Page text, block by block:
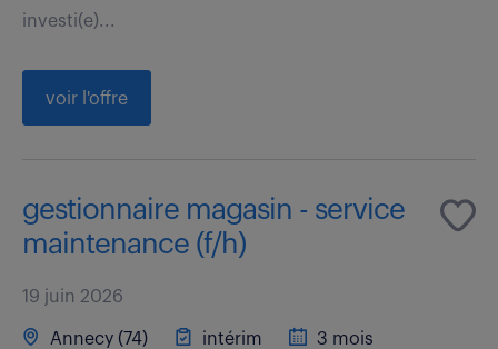
investi(e)...
voir l'offre
gestionnaire magasin - service
maintenance (f/h)
19 juin 2026
Annecy (74) intérim
3 mois